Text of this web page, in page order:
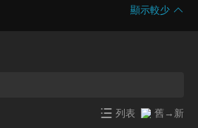
顯示較少
列表 舊→新